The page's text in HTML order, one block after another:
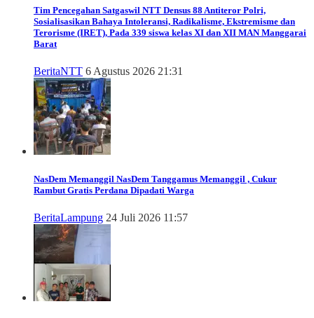
Tim Pencegahan Satgaswil NTT Densus 88 Antiteror Polri,
Sosialisasikan Bahaya Intoleransi, Radikalisme, Ekstremisme dan
Terorisme (IRET), Pada 339 siswa kelas XI dan XII MAN Manggarai
Barat
BeritaNTT 6 Agustus 2026 21:31
NasDem Memanggil NasDem Tanggamus Memanggil , Cukur
Rambut Gratis Perdana Dipadati Warga
BeritaLampung 24 Juli 2026 11:57